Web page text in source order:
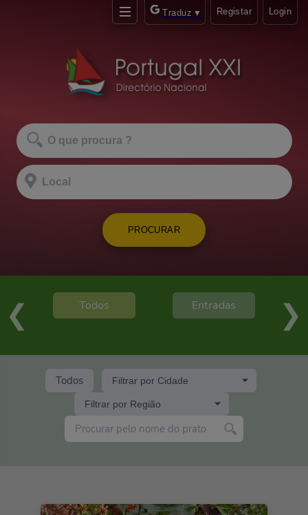
Traduz ▼ Registar Login
PROCURAR
Todos Entradas
Todos Filtrar por Cidade
Filtrar por Região